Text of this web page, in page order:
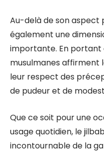
Au-delà de son aspect
également une
importante. En
musulmanes affirment
leur respect des
de pudeur et de
Que ce soit pour une
usage quotidien, le
incontournable de la